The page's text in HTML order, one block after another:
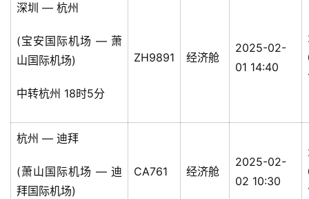
深圳 — 杭州
(宝安国际机场 — 萧
山国际机场)
中转杭州 18时5分
ZH9891 经济舱
2025-02-
01 14:40
杭州 — 迪拜
(萧山国际机场 — 迪
拜国际机场)
CA761 经济舱
2025-02-
02 10:30